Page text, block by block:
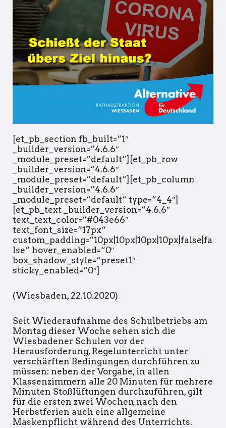
[et_pb_section fb_built=“1″
_builder_version=“4.6.6″
_module_preset=“default“][et_pb_row
_builder_version=“4.6.6″
_module_preset=“default“][et_pb_column
_builder_version=“4.6.6″
_module_preset=“default“ type=“4_4″]
[et_pb_text _builder_version=“4.6.6″
text_text_color=“#043e66″
text_font_size=“17px“
custom_padding=“10px|10px|10px|10px|false|fa
lse“ hover_enabled=“0″
box_shadow_style=“preset1″
sticky_enabled=“0″]
(Wiesbaden, 22.10.2020)
Seit Wiederaufnahme des Schulbetriebs am
Montag dieser Woche sehen sich die
Wiesbadener Schulen vor der
Herausforderung, Regelunterricht unter
verschärften Bedingungen durchführen zu
müssen: neben der Vorgabe, in allen
Klassenzimmern alle 20 Minuten für mehrere
Minuten Stoßlüftungen durchzuführen, gilt
für die ersten zwei Wochen nach den
Herbstferien auch eine allgemeine
Maskenpflicht während des Unterrichts.